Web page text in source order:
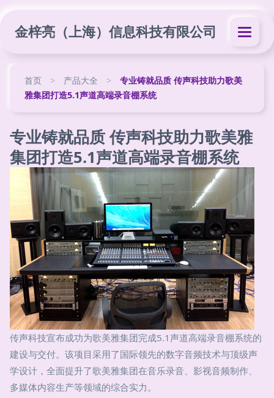
金梓亮（上海）信息科技有限公司
首页 > 产品大全 >
专业铸就品质 传声科技助力歌美
雅集团打造5.1声道高端录音棚系统
专业铸就品质 传声科技助力歌美雅
集团打造5.1声道高端录音棚系统
传声科技宣布成功为歌美雅集团完成5.1声道高端录音棚系统的
建设与交付。该项目采用了国际领先的数字音频技术与顶级声
学设计，全面提升了歌美雅集团在音乐录音、影视音频制作、
多媒体内容生产等领域的综合实力。